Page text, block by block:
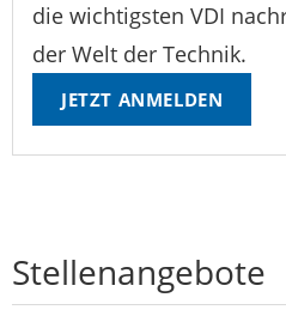
die wichtigsten VDI
der Welt der Technik.
JETZT ANMELDEN
Stellenangebote